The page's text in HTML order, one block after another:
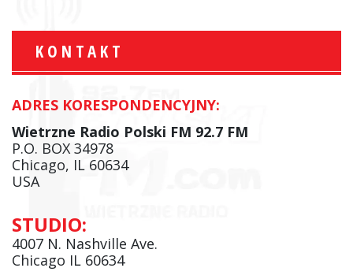
KONTAKT
ADRES KORESPONDENCYJNY:
Wietrzne Radio Polski FM 92.7 FM
P.O. BOX 34978
Chicago, IL 60634
USA
STUDIO:
4007 N. Nashville Ave.
Chicago IL 60634